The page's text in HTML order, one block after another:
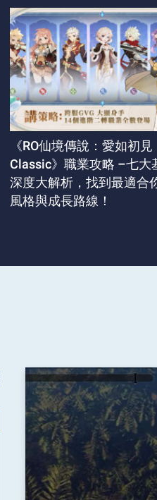
《RO仙境傳說：愛如初見
Classic》職業攻略 –七大
深度大解析，找到最適合
風格與成長路線！